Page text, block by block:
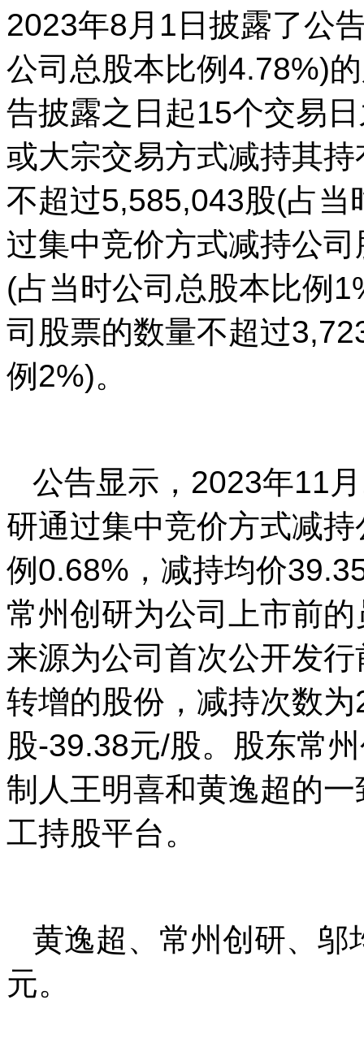
2023年8月1日披露了公
公司总股本比例4.78%)
告披露之日起15个交易
或大宗交易方式减持其
不超过5,585,043股(占
过集中竞价方式减持公
(占当时公司总股本比例
司股票的数量不超过
例2%)。
公告显示，2023年11
研通过集中竞价方式减
例0.68%，减持均价
常州创研为公司上市前
来源为公司首次公开发
转增的股份，减持次数
股-39.38元/股。股东常
制人王明喜和黄逸超的
工持股平台。
黄逸超、常州创研、
元。